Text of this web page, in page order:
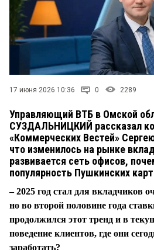
17 июня 2026 10:36 0 2289
Управляющий ВТБ в Омской
СУЗДАЛЬНИЦКИЙ рассказал
«Коммерческих Вестей»
что изменилось на рынке
развивается сеть офисов,
популярность Пушкинских
– 2025 год стал для вкладчиков
но во второй половине года
продолжился этот тренд и в
поведение клиентов, где они
заработать?